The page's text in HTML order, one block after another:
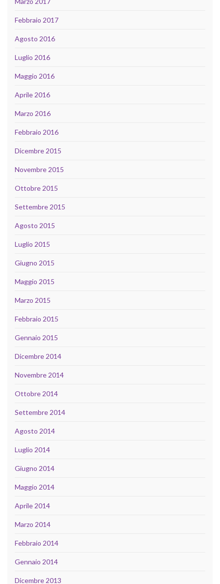
Febbraio 2017
Agosto 2016
Luglio 2016
Maggio 2016
Aprile 2016
Marzo 2016
Febbraio 2016
Dicembre 2015
Novembre 2015
Ottobre 2015
Settembre 2015
Agosto 2015
Luglio 2015
Giugno 2015
Maggio 2015
Marzo 2015
Febbraio 2015
Gennaio 2015
Dicembre 2014
Novembre 2014
Ottobre 2014
Settembre 2014
Agosto 2014
Luglio 2014
Giugno 2014
Maggio 2014
Aprile 2014
Marzo 2014
Febbraio 2014
Gennaio 2014
Dicembre 2013